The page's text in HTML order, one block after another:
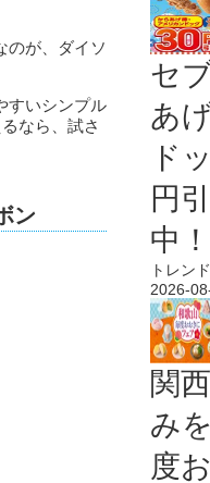
のが、ダイソ
すいシンプル
なら、試さ
ン
セ
あ
ド
円
中！
トレンド
2026-
関
み
度